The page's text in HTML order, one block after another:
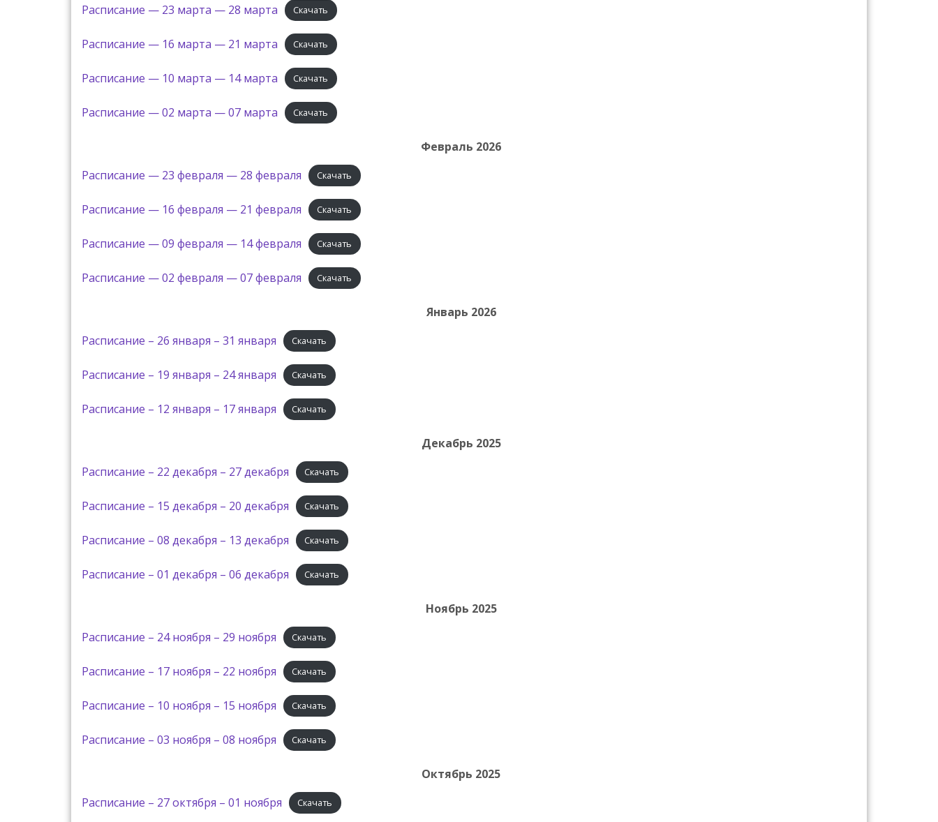
Расписание — 23 марта — 28 марта Скачать
Расписание — 16 марта — 21 марта Скачать
Расписание — 10 марта — 14 марта Скачать
Расписание — 02 марта — 07 марта Скачать
Февраль 2026
Расписание — 23 февраля — 28 февраля
Скачать
Расписание — 16 февраля — 21 февраля Скачать
Расписание — 09 февраля — 14 февраля Скачать
Расписание — 02 февраля — 07 февраля Скачать
Январь 2026
Расписание – 26 января – 31 января
Скачать
Расписание – 19 января – 24 января Скачать
Расписание – 12 января – 17 января Скачать
Декабрь 2025
Расписание – 22 декабря – 27 декабря
Скачать
Расписание – 15 декабря – 20 декабря Скачать
Расписание – 08 декабря – 13 декабря Скачать
Расписание – 01 декабря – 06 декабря Скачать
Ноябрь 2025
Расписание – 24 ноября – 29 ноября
Скачать
Расписание – 17 ноября – 22 ноября Скачать
Расписание – 10 ноября – 15 ноября Скачать
Расписание – 03 ноября – 08 ноября Скачать
Октябрь 2025
Расписание – 27 октября – 01 ноября
Скачать